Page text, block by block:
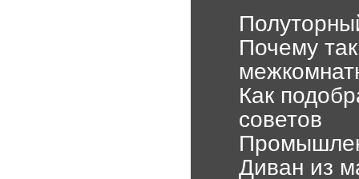
Почему
Как
советов
Диван из